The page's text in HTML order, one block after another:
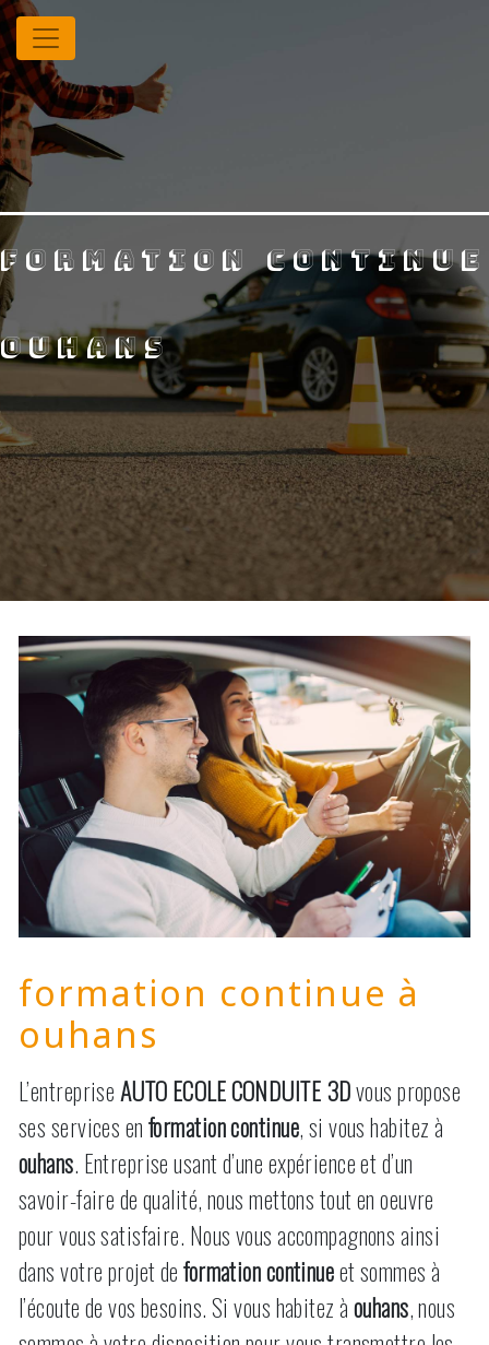
Panneau de gestion des cookies
formation continue
ouhans
formation continue à
ouhans
L’entreprise AUTO ECOLE CONDUITE 3Dvous propose
ses services enformation continue, si vous habitez à
ouhans. Entreprise usant d’une expérience et d’un
savoir-faire de qualité, nous mettons tout en oeuvre
pour vous satisfaire. Nous vous accompagnons ainsi
dans votre projet deformation continueet sommes à
l’écoute de vos besoins. Si vous habitez àouhans, nous